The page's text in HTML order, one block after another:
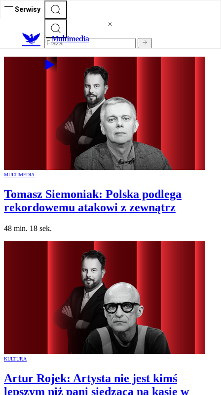
Serwisy
Multimedia
MULTIMEDIA
Tomasz Siemoniak: Polska podlega
rekordowemu atakowi z zewnątrz
48 min. 18 sek.
KULTURA
Artur Rojek: Artysta nie jest kimś
lepszym niż pani siedząca na kasie w